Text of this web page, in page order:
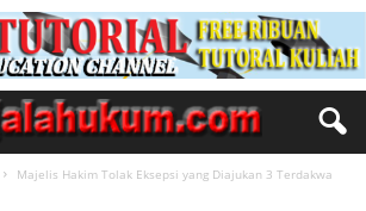
Majelis Hakim Tolak Eksepsi yang Diajukan 3 Terdakwa